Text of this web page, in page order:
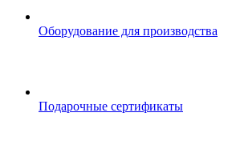
Оборудование для производства
Подарочные сертификаты